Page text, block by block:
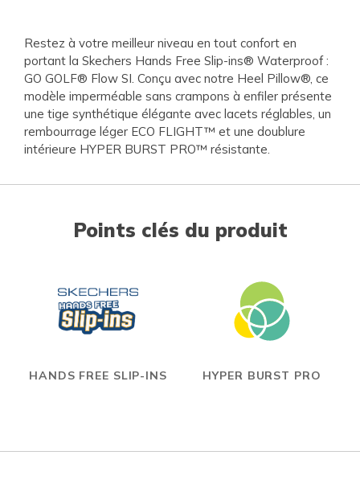
Restez à votre meilleur niveau en tout confort en
portant la Skechers Hands Free Slip-ins® Waterproof :
GO GOLF® Flow SI. Conçu avec notre Heel Pillow®, ce
modèle imperméable sans crampons à enfiler présente
une tige synthétique élégante avec lacets réglables, un
rembourrage léger ECO FLIGHT™ et une doublure
intérieure HYPER BURST PRO™ résistante.
Points clés du produit
HANDS FREE SLIP-INS HYPER BURST PRO